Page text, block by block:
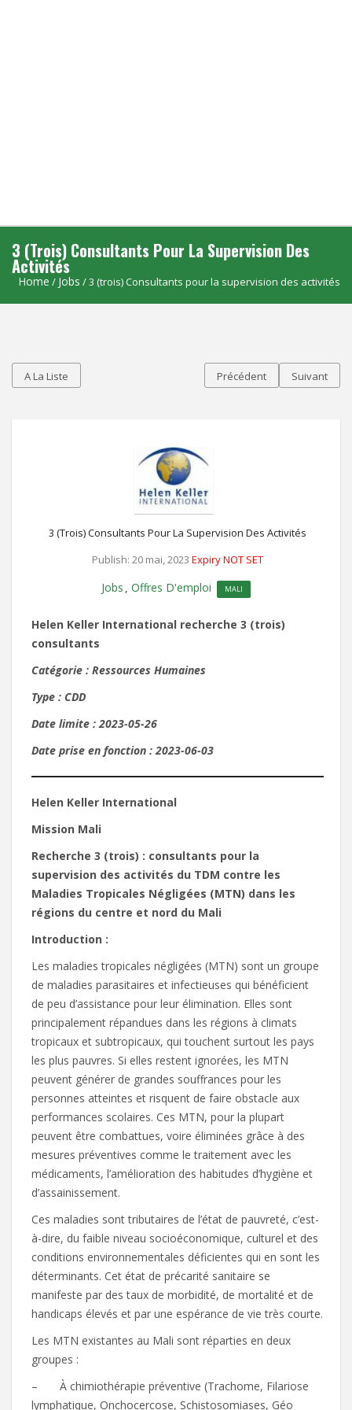
3 (trois) Consultants Pour La Supervision Des
Activités
Home / Jobs / 3 (trois) Consultants pour la supervision des activités
A La Liste Précédent Suivant
3 (trois) Consultants Pour La Supervision Des Activités
Publish: 20 mai, 2023 Expiry NOT SET
Jobs Offres D'emploi MALI
Helen Keller International recherche 3 (trois)
consultants
Catégorie : Ressources Humaines
Type : CDD
Date limite : 2023-05-26
Date prise en fonction : 2023-06-03
Helen Keller International
Mission Mali
Recherche 3 (trois) : consultants pour la
supervision des activités du TDM contre les
Maladies Tropicales Négligées (MTN) dans les
régions du centre et nord du Mali
Introduction :
Les maladies tropicales négligées (MTN) sont un groupe
de maladies parasitaires et infectieuses qui bénéficient
de peu d’assistance pour leur élimination. Elles sont
principalement répandues dans les régions à climats
tropicaux et subtropicaux, qui touchent surtout les pays
les plus pauvres. Si elles restent ignorées, les MTN
peuvent générer de grandes souffrances pour les
personnes atteintes et risquent de faire obstacle aux
performances scolaires. Ces MTN, pour la plupart
peuvent être combattues, voire éliminées grâce à des
mesures préventives comme le traitement avec les
médicaments, l’amélioration des habitudes d’hygiène et
d’assainissement.
Ces maladies sont tributaires de l’état de pauvreté, c’est-
à-dire, du faible niveau socioéconomique, culturel et des
conditions environnementales déficientes qui en sont les
déterminants. Cet état de précarité sanitaire se
manifeste par des taux de morbidité, de mortalité et de
handicaps élevés et par une espérance de vie très courte.
Les MTN existantes au Mali sont réparties en deux
groupes :
– À chimiothérapie préventive (Trachome, Filariose
lymphatique, Onchocercose, Schistosomiases, Géo